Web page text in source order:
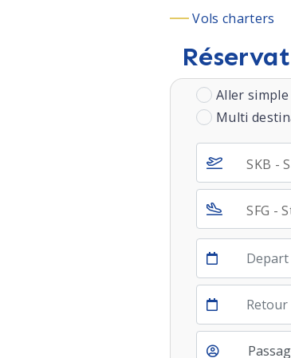
Vols charters
Aller simple
Multi
SKB -
SFG -